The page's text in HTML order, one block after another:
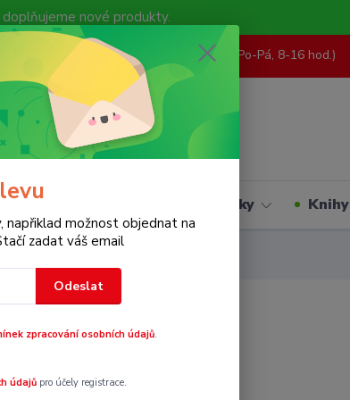
nové produkty.
Hledat
rady? Zavolejte. + 420 773 967 062 (Po-Pá, 8-16 hod.)
Hračky Knihy
napřiklad možnost objednat na
zadat váš email
Odeslat
zpracování osobních údajů.
údajůpro účely registrace.